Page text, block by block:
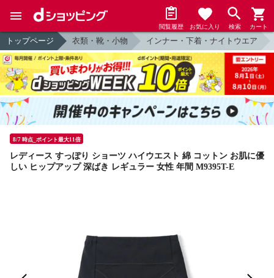
閲覧履歴 お気に入り 検索 カート
トップページ 衣類・靴・小物 インナー・下着・ナイトウエア
8/7 時点_ポイント最大11倍
レディース すっぽり ショーツ ハイウエスト 綿 コットン お肌に優
しい ヒップアップ 深ばき レギュラー 女性 年間 M9395T-E